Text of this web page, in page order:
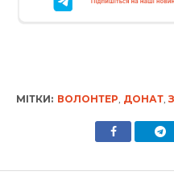
МІТКИ: ВОЛОНТЕР ДОНАТ,